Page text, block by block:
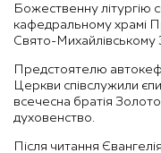
Божественну літургію
кафедральному храмі
Свято-Михайлівському
Предстоятелю
Церкви співслужили
всечесна братія
духовенство.
Після читання